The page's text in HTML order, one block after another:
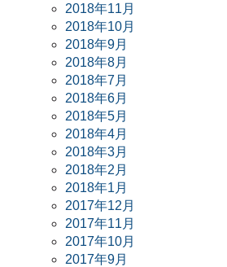
2018年11月
2018年10月
2018年9月
2018年8月
2018年7月
2018年6月
2018年5月
2018年4月
2018年3月
2018年2月
2018年1月
2017年12月
2017年11月
2017年10月
2017年9月